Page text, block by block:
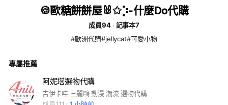
🍪歐糖餅餅屋🐰✩⡱-什麼Do代購
成員94
記事本7
#歐洲代購#jellycat#可愛小物
專屬推薦
阿妮塔選物代購
吉伊卡哇 三麗鷗 動漫 潮流 選物代購